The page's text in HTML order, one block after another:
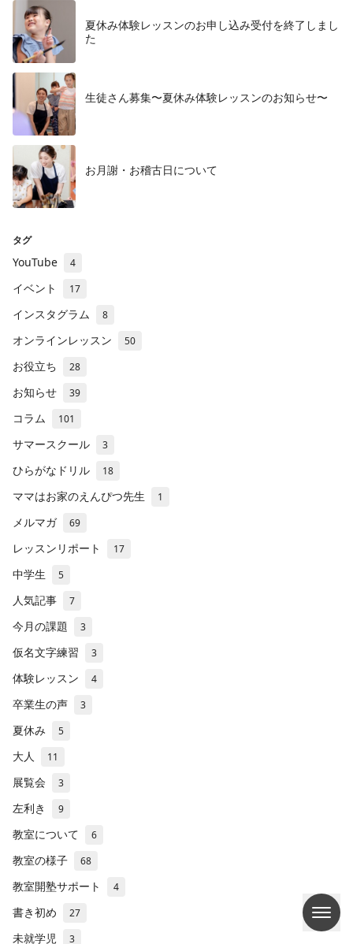
夏休み体験レッスンのお申し込み受付を終了しまし
た
生徒さん募集〜夏休み体験レッスンのお知らせ〜
お月謝・お稽古日について
タグ
YouTube 4
イベント 17
インスタグラム 8
オンラインレッスン 50
お役立ち 28
お知らせ 39
コラム 101
サマースクール 3
ひらがなドリル 18
ママはお家のえんぴつ先生 1
メルマガ 69
レッスンリポート 17
中学生 5
人気記事 7
今月の課題 3
仮名文字練習 3
体験レッスン 4
卒業生の声 3
夏休み 5
大人 11
展覧会 3
左利き 9
教室について 6
教室の様子 68
教室開塾サポート 4
書き初め 27
未就学児 3